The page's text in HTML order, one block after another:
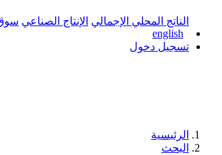
الناتج المحلي الإجمالي الإنتاج الصناعي
english
تسجيل دخول
الرئيسية
البحث